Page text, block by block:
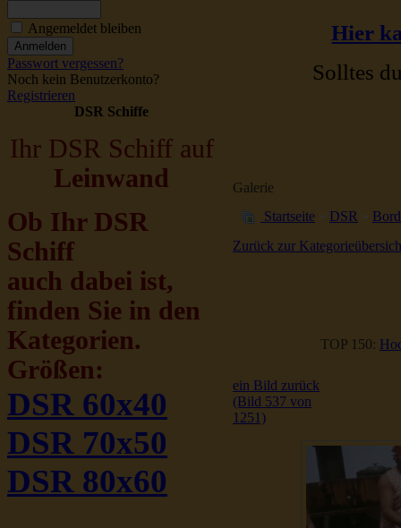
Angemeldet bleiben
Passwort vergessen?
Noch kein Benutzerkonto?
Registrieren
DSR Schiffe
Ihr DSR Schiff auf
Leinwand
Ob Ihr DSR
Schiff
auch dabei ist,
finden Sie in den
Kategorien.
Größen:
DSR 60x40
DSR 70x50
DSR 80x60
Hier
Solltes
Galerie
Startseite » DSR »
Zurück zur
TOP 150:
ein Bild zurück
(Bild 537 von
1251)